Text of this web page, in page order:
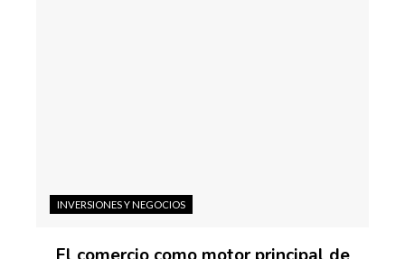
INVERSIONES Y NEGOCIOS